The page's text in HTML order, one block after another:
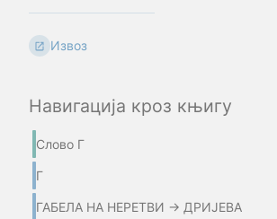
Извоз
Навигација кроз књигу
Слово Г
Г
ГАБЕЛА НА НЕРЕТВИ → ДРИЈЕВА